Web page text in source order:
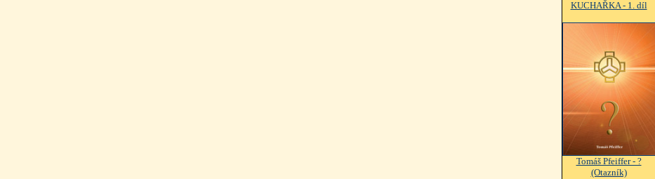
KUCHAŘKA - 1. díl
Tomáš Pfeiffer - ?
(Otazník)